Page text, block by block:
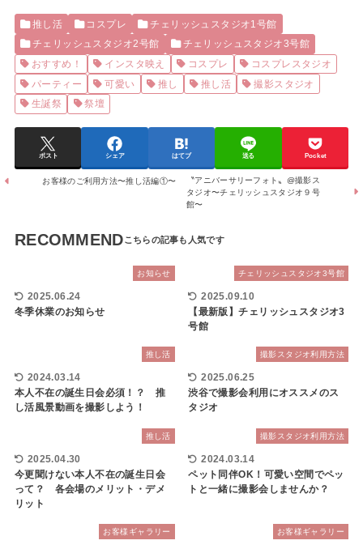
推し活 コスプレ
チェリッシュスタジオ1号館
チェリッシュスタジオ2号館
チェリッシュスタジオ3号館
おすすめ！
インスタ映え コスプレ
コスプレスタジオ
パーティー
可愛い 推し 推し活
撮影スタジオ
生誕祭
祭壇
ポスト シェア はてブ 送る Pocket
お客様のご利用方法〜推し活編①〜
〝アニバーサリーフォト〟@撮影ス
タジオ〜チェリッシュスタジオ９号
館〜
RECOMMEND
お知らせ
2025.06.24
冬季休業のお知らせ
チェリッシュスタジオ3号館
2025.09.10
【最新版】チェリッシュスタジオ3
号館
推し活
2024.03.14
本人不在の誕生日会必須！？ 推
し活風景動画を撮影しよう！
撮影スタジオ利用方法
2025.06.25
渋谷で撮影会利用にオススメのス
タジオ
推し活
2025.04.30
今更聞けない本人不在の誕生日会
って？ 各会場のメリット・デメ
リット
撮影スタジオ利用方法
2024.03.14
ペット同伴OK！可愛い空間でペッ
トと一緒に撮影会しませんか？
お客様ギャラリー お客様ギャラリー